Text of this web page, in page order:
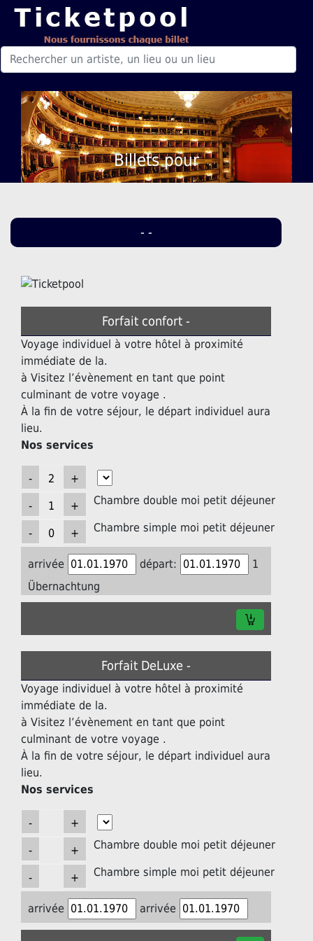
Billets pour
- -
Forfait confort -
Voyage individuel à votre hôtel à proximité
immédiate de la.
à Visitez l’évènement en tant que point
culminant de votre voyage .
À la fin de votre séjour, le départ individuel aura
lieu.
Nos services
Chambre double moi petit déjeuner
Chambre simple moi petit déjeuner
arrivée départ:
1
Übernachtung
Forfait DeLuxe -
Voyage individuel à votre hôtel à proximité
immédiate de la.
à Visitez l’évènement en tant que point
culminant de votre voyage .
À la fin de votre séjour, le départ individuel aura
lieu.
Nos services
Chambre double moi petit déjeuner
Chambre simple moi petit déjeuner
arrivée arrivée